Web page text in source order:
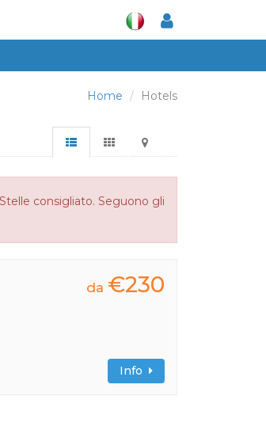
Home Hotels
consigliato. Seguono gli
da €230
Info